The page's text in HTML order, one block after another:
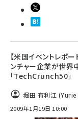
【米国イベントレポ
ンチャー企業が世界
「TechCrunch50」
堀田 有利江
2009年1月19日 10:00